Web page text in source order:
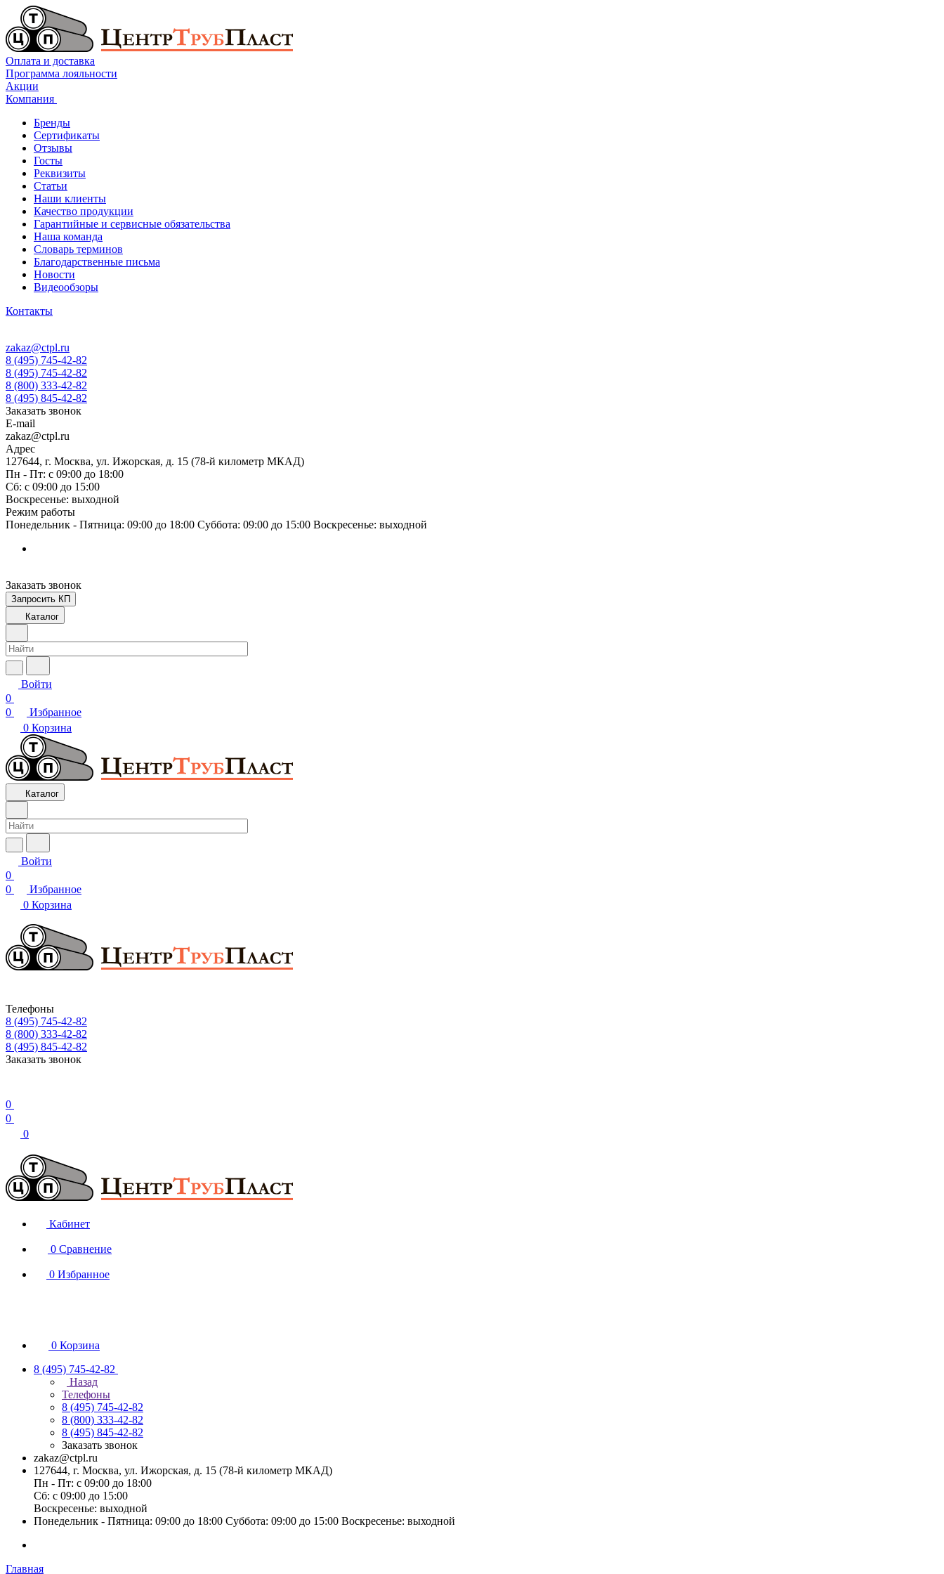
Оплата и доставка
Программа лояльности
Акции
Компания
Бренды
Сертификаты
Отзывы
Госты
Реквизиты
Статьи
Наши клиенты
Качество продукции
Гарантийные и сервисные обязательства
Наша команда
Словарь терминов
Благодарственные письма
Новости
Видеообзоры
Контакты
zakaz@ctpl.ru
8 (495) 745-42-82
8 (495) 745-42-82
8 (800) 333-42-82
8 (495) 845-42-82
Заказать звонок
E-mail
zakaz@ctpl.ru
Адрес
127644, г. Москва, ул. Ижорская, д. 15 (78-й километр МКАД)
Пн - Пт: с 09:00 до 18:00
Сб: с 09:00 до 15:00
Воскресенье: выходной
Режим работы
Понедельник - Пятница: 09:00 до 18:00 Суббота: 09:00 до 15:00 Воскресенье: выходной
Заказать звонок
Запросить КП
Каталог
Войти
0
0
Избранное
0 Корзина
Каталог
Войти
0
0
Избранное
0 Корзина
Телефоны
8 (495) 745-42-82
8 (800) 333-42-82
8 (495) 845-42-82
Заказать звонок
0
0
0
Кабинет
0 Сравнение
0 Избранное
0 Корзина
8 (495) 745-42-82
Назад
Телефоны
8 (495) 745-42-82
8 (800) 333-42-82
8 (495) 845-42-82
Заказать звонок
zakaz@ctpl.ru
127644, г. Москва, ул. Ижорская, д. 15 (78-й километр МКАД)
Пн - Пт: с 09:00 до 18:00
Сб: с 09:00 до 15:00
Воскресенье: выходной
Понедельник - Пятница: 09:00 до 18:00 Суббота: 09:00 до 15:00 Воскресенье: выходной
Главная